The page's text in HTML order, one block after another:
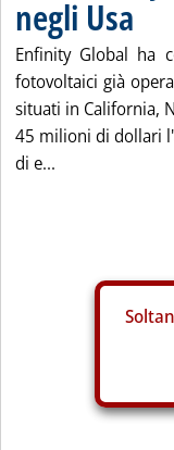
negli Usa
Enfinity Global ha
fotovoltaici già
situati in California,
45 milioni di dollari
di e...